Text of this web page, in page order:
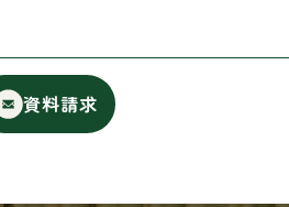
資料請求